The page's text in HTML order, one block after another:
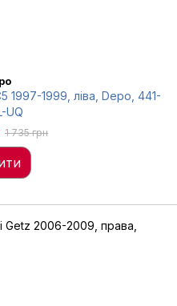
1997-1999, ліва, Depo, 441-
UQ
1 735 грн